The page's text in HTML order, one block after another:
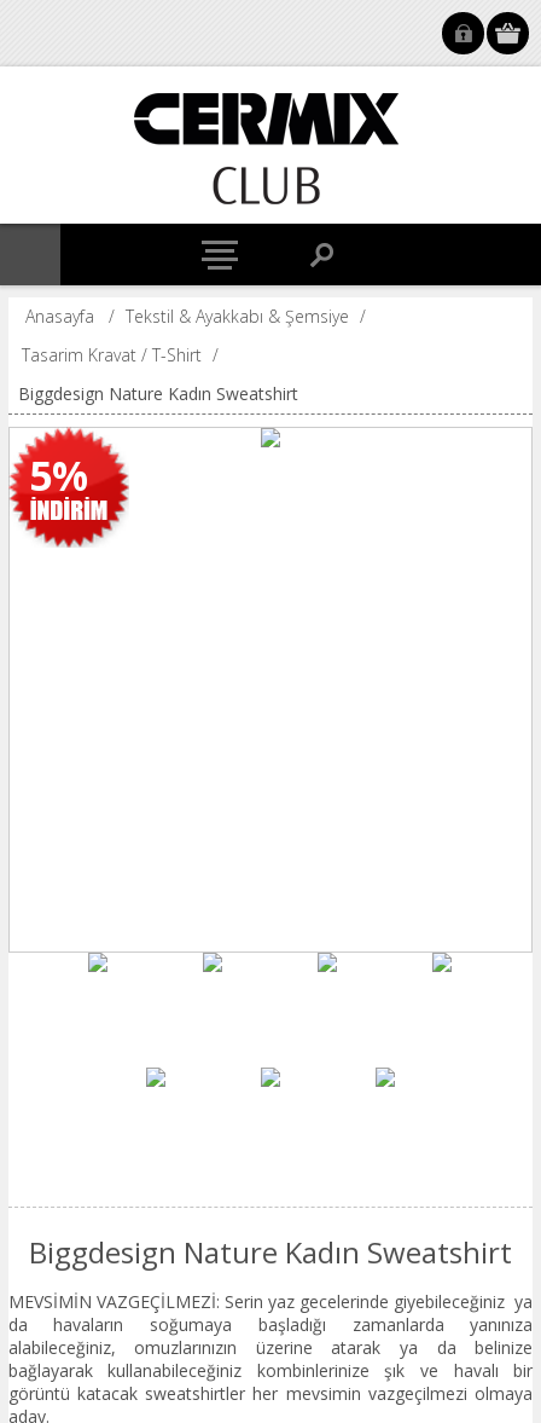
Anasayfa / Tekstil & Ayakkabı & Şemsiye /
Tasarim Kravat / T-Shirt /
Biggdesign Nature Kadın Sweatshirt
5%
Biggdesign Nature Kadın Sweatshirt
MEVSİMİN VAZGEÇİLMEZİ: Serin yaz gecelerinde giyebileceğiniz ya
da havaların soğumaya başladığı zamanlarda yanınıza
alabileceğiniz, omuzlarınızın üzerine atarak ya da belinize
bağlayarak kullanabileceğiniz kombinlerinize şık ve havalı bir
görüntü katacak sweatshirtler her mevsimin vazgeçilmezi olmaya
aday.